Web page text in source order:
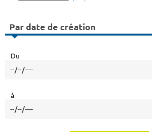
Par date de création
Du
à